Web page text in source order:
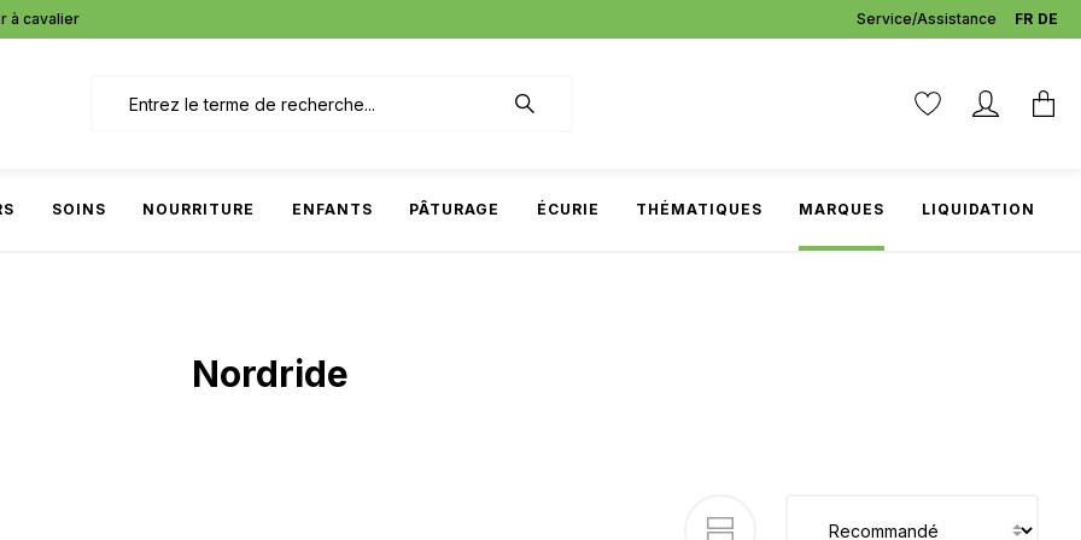
à cavalier Service/Assistance DE
FR
SOINS NOURRITURE ENFANTS PÂTURAGE ÉCURIE THÉMATIQUES MARQUES LIQUIDATION
Nordride